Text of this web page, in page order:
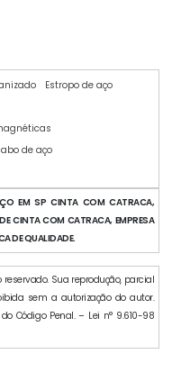
Estropo de aço
de aço
EM SP CINTA COM CATRACA,
CINTA COM CATRACA, EMPRESA
DE QUALIDADE.
Sua reprodução, parcial
sem a autorização do autor.
Código Penal. – Lei n° 9.610-98